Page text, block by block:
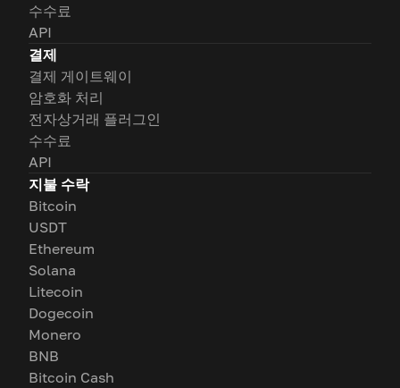
수수료
API
결제
결제 게이트웨이
암호화 처리
전자상거래 플러그인
수수료
API
지불 수락
Bitcoin
USDT
Ethereum
Solana
Litecoin
Dogecoin
Monero
BNB
Bitcoin Cash